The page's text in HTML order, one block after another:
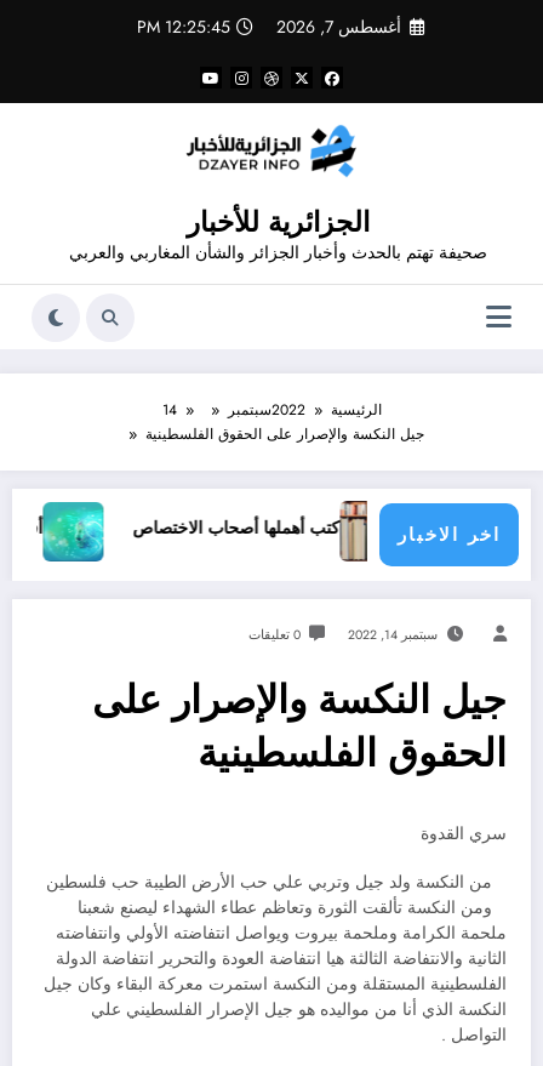
أغسطس 7, 2026 12:25:45 PM
الجزائرية للأخبار
صحيفة تهتم بالحدث وأخبار الجزائر والشأن المغاربي والعربي
الرئيسية 2022سبتمبر
14
جيل النكسة والإصرار على الحقوق الفلسطينية
اخر الاخباركتب أهملها أصحاب الاختصاص أفضل ممارسات
سبتمبر 14, 2022 0 تعليقات
جيل النكسة والإصرار على
الحقوق الفلسطينية
سري القدوة
من النكسة ولد جيل وتربي علي حب الأرض الطيبة حب فلسطين
ومن النكسة تألقت الثورة وتعاظم عطاء الشهداء ليصنع شعبنا
ملحمة الكرامة وملحمة بيروت ويواصل انتفاضته الأولي وانتفاضته
الثانية والانتفاضة الثالثة هيا انتفاضة العودة والتحرير انتفاضة الدولة
الفلسطينية المستقلة ومن النكسة استمرت معركة البقاء وكان جيل
النكسة الذي أنا من مواليده هو جيل الإصرار الفلسطيني علي
التواصل .